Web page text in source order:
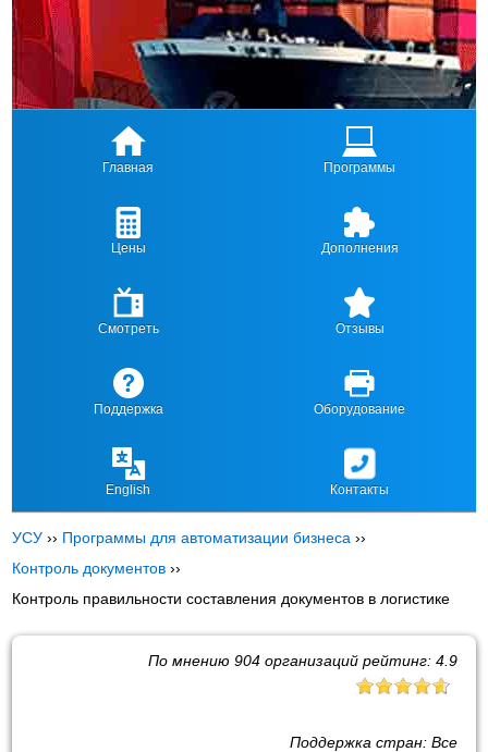
Главная Программы
Цены Дополнения
Смотреть Отзывы
Поддержка Оборудование
English Контакты
УСУ ›› Программы для автоматизации бизнеса ››
Контроль документов ››
Контроль правильности составления документов в логистике
По мнению 904организаций рейтинг: 4.9
Поддержка стран: Все